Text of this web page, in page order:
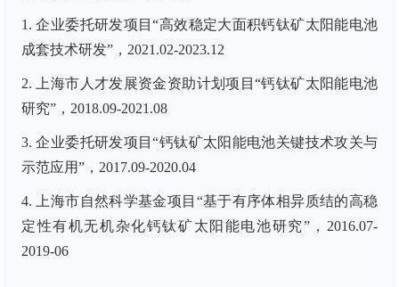
1. 企业委托研发项目“高效稳定大面积钙钛矿太阳能电池
成套技术研发”，2021.02-2023.12
2. 上海市人才发展资金资助计划项目“钙钛矿太阳能电池
研究”，2018.09-2021.08
3. 企业委托研发项目“钙钛矿太阳能电池关键技术攻关与
示范应用”，2017.09-2020.04
4. 上海市自然科学基金项目“基于有序体相异质结的高稳
定性有机无机杂化钙钛矿太阳能电池研究”，2016.07-
2019-06